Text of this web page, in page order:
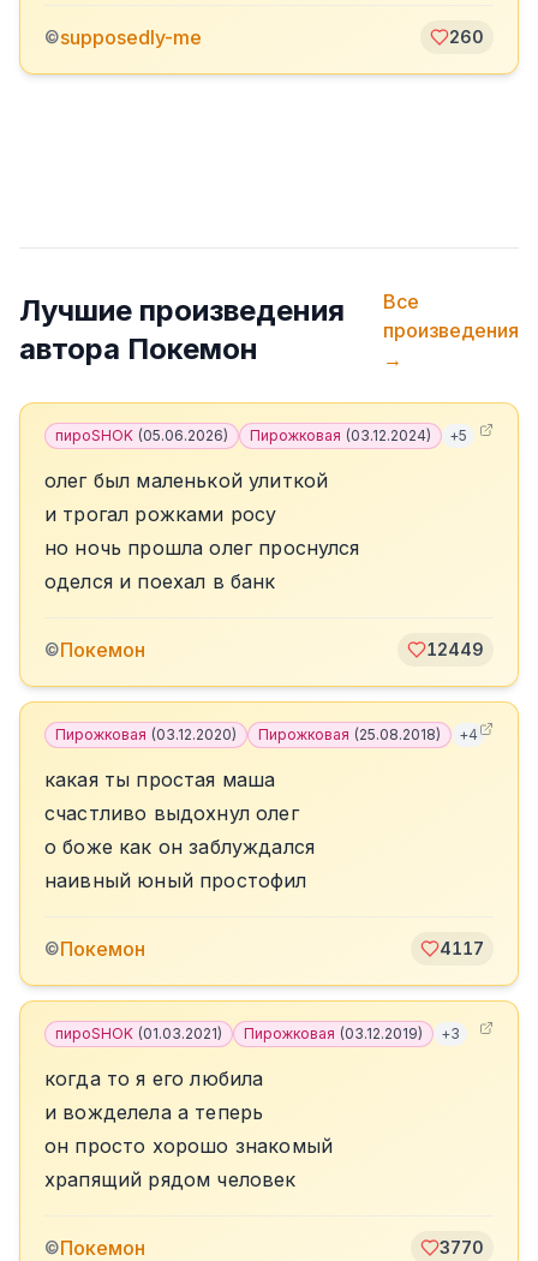
©supposedly-me 260
Лучшие произведения
автора Покемон
Все
произведения
→
пироSHOK (05.06.2026) Пирожковая (03.12.2024) +5
олег был маленькой улиткой
и трогал рожками росу
но ночь прошла олег проснулся
оделся и поехал в банк
©Покемон 12449
Пирожковая (03.12.2020) Пирожковая (25.08.2018) +4
какая ты простая маша
счастливо выдохнул олег
о боже как он заблуждался
наивный юный простофил
©Покемон 4117
пироSHOK (01.03.2021) Пирожковая (03.12.2019) +3
когда то я его любила
и вожделела а теперь
он просто хорошо знакомый
храпящий рядом человек
©Покемон 3770